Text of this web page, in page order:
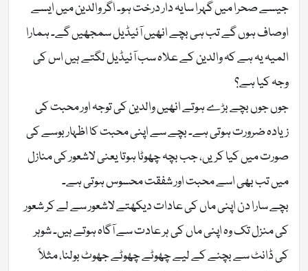
جیسے صحرا میں گہرا سایہ دار درخت ہو۔ اگر والدین میں ایسے
اوصاف ہوں گے تب ہی بچے انھیں آئیڈیل سمجھیں گے۔ ہمارا
المیہ یہ ہے کہ والدین کے علاہ سب آئیڈیل لگتے ہیں اس کی
وجہ کیا ہے؟
جوں جوں بچے بڑے ہوتے انھیں والدین کی توجہ اور محبت کی
زیادہ ضرورت ہوتی ہے۔ بچے سے اپنی محبت کا اظہار بوسے کی
صورت میں کیا کریں، جب بچہ چھوٹا ہوتا یعنی لاشعور کی منازل
میں تب بھی اسے محبت اور شفقت محسوس ہوتی ہے۔
بچے سارا دن اپنی ماں کی عادات دیکھتے لاشعور سے لے کر شعور
کی منزل تک وہ اپنی ماں کی ہر عادت سے آگاہ ہوتے ہیں۔ شوہر
کی ڈانٹ سے بچنے کے لیے چھوٹے چھوٹے جھوٹ بولنا، مثلاً